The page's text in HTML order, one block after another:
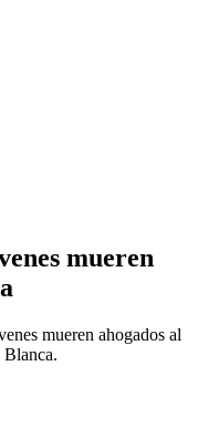
mueren
mueren ahogados al
Blanca.